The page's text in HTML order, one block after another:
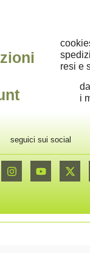
resi e
i
seguici sui social